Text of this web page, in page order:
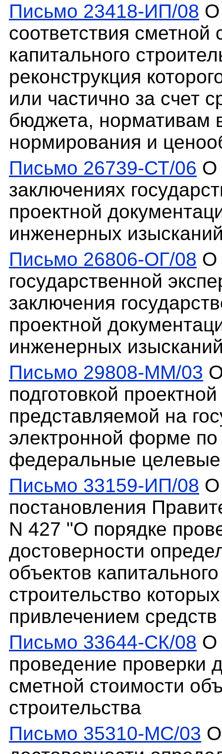
Письмо 23418-ИП/08 О
соответствия сметной
капитального
реконструкция
или частично за счет
бюджета, нормативам
нормирования и
Письмо 26739-СТ/06 О
заключениях
проектной
инженерных
Письмо 26806-ОГ/08 О
государственной
заключения
проектной
инженерных
Письмо 29808-ММ/03
подготовкой
представляемой на
электронной форме
федеральные
Письмо 33159-ИП/08 О
постановления
N 427 "О порядке
достоверности
объектов
строительство
привлечением
Письмо 33644-СК/08 О
проведение проверки
сметной стоимости
строительства
Письмо 35310-МС/03